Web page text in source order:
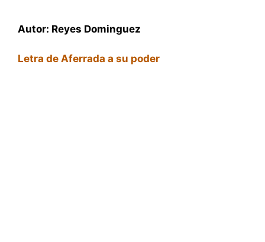
Autor: Reyes Dominguez
Letra de Aferrada a su poder